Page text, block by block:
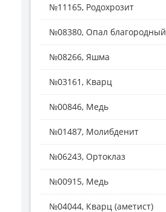
№11165, Родохрозит
№08380, Опал благородный
№08266, Яшма
№03161, Кварц
№00846, Медь
№01487, Молибденит
№06243, Ортоклаз
№00915, Медь
№04044, Кварц (аметист)